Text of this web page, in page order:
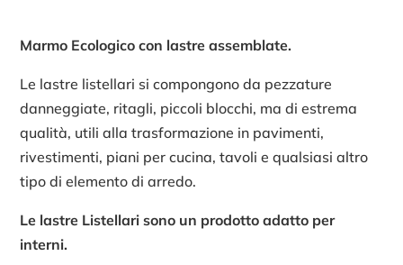
Marmo Ecologico con lastre assemblate.
Le lastre listellari si compongono da pezzature
danneggiate, ritagli, piccoli blocchi, ma di estrema
qualità, utili alla trasformazione in pavimenti,
rivestimenti, piani per cucina, tavoli e qualsiasi altro
tipo di elemento di arredo.
Le lastre Listellari sono un prodotto adatto per
interni.